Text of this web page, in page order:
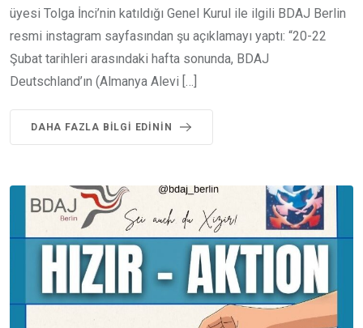
üyesi Tolga İnci’nin katıldığı Genel Kurul ile ilgili BDAJ Berlin
resmi instagram sayfasından şu açıklamayı yaptı: “20-22
Şubat tarihleri arasındaki hafta sonunda, BDAJ
Deutschland’ın (Almanya Alevi […]
DAHA FAZLA BILGI EDININ